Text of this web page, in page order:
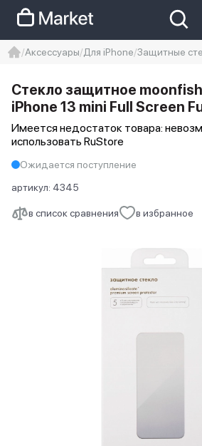
Iphone 14 pro max
айфон 14
Аксессуары Для iPhone Защитные
в список сравнения в избранное
Стекло защитное
iPhone 13 mini Full Screen
Имеется недостаток товара:
использовать RuStore
Ожидается поступление
артикул: 4345